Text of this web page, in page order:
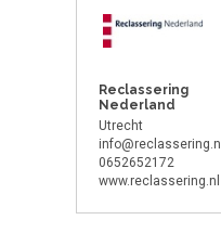
Reclassering
Nederland
Utrecht
info@reclassering.nl
0652652172
www.reclassering.nl